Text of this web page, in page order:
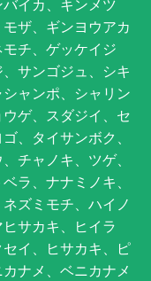
イカ、キンメツ
ザ、ギンヨウアカ
チ、ゲッケイジ
サンゴジュ、シキ
ャンポ、シャリン
ゲ、スダジイ、セ
、タイサンボク、
チャノキ、ツゲ、
ラ、ナナミノキ、
ズミモチ、ハイノ
サカキ、ヒイラ
イ、ヒサカキ、ピ
ナメ、ベニカナメ